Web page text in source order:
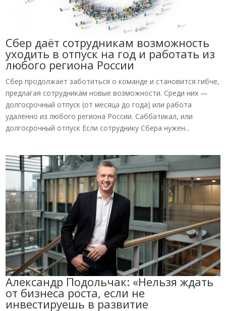
Сбер даёт сотрудникам возможность
уходить в отпуск на год и работать из
любого региона России
Сбер продолжает заботиться о команде и становится гибче,
предлагая сотрудникам новые возможности. Среди них —
долгосрочный отпуск (от месяца до года) или работа
удалённо из любого региона России. Саббатикал, или
долгосрочный отпуск Если сотруднику Сбера нужен...
Александр Подольчак: «Нельзя ждать
от бизнеса роста, если не
инвестируешь в развитие